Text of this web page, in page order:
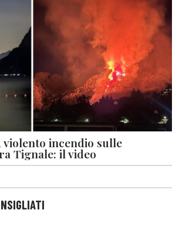
violento incendio sulle
Tignale: il video